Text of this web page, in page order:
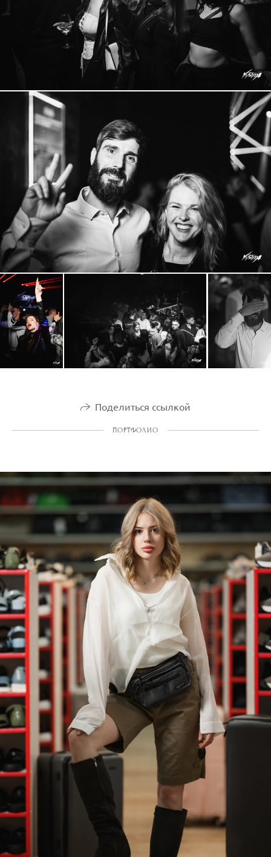
Поделиться ссылкой
ПОРТФОЛИО